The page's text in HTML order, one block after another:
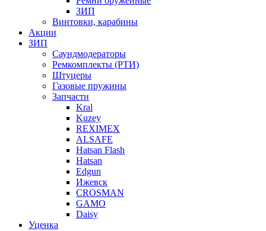
ЗИП
Винтовки, карабины
Акции
ЗИП
Саундмодераторы
Ремкомплекты (РТИ)
Штуцеры
Газовые пружины
Запчасти
Kral
Kuzey
REXIMEX
ALSAFE
Hatsan Flash
Hatsan
Edgun
Ижевск
CROSMAN
GAMO
Daisy
Уценка